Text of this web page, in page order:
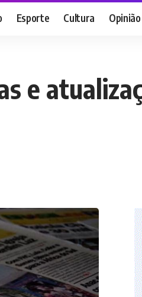
Esporte Cultura Opinião
e